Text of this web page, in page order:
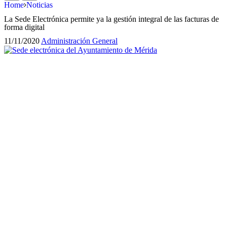
Home Noticias
La Sede Electrónica permite ya la gestión integral de las facturas de
forma digital
11/11/2020Administración General